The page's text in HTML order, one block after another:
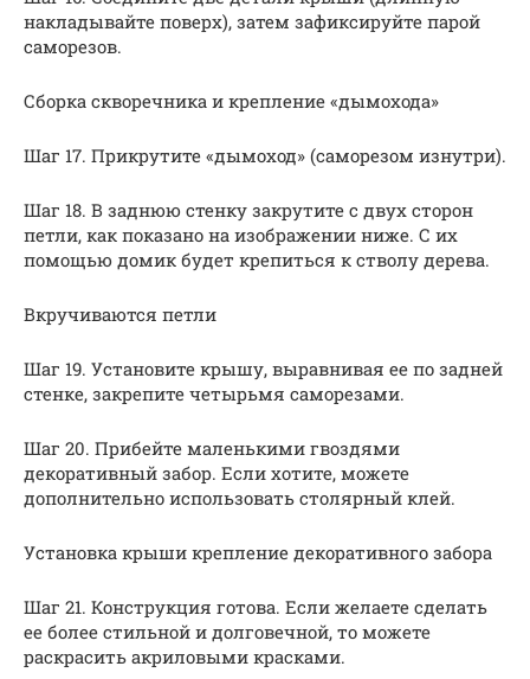
накладывайте поверх), затем зафиксируйте парой
саморезов.
Сборка скворечника и крепление «дымохода»
Шаг 17. Прикрутите «дымоход» (саморезом изнутри).
Шаг 18. В заднюю стенку закрутите с двух сторон
петли, как показано на изображении ниже. С их
помощью домик будет крепиться к стволу дерева.
Вкручиваются петли
Шаг 19. Установите крышу, выравнивая ее по задней
стенке, закрепите четырьмя саморезами.
Шаг 20. Прибейте маленькими гвоздями
декоративный забор. Если хотите, можете
дополнительно использовать столярный клей.
Установка крыши крепление декоративного забора
Шаг 21. Конструкция готова. Если желаете сделать
ее более стильной и долговечной, то можете
раскрасить акриловыми красками.